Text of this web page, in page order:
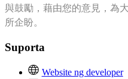
與鼓勵，藉由您的意見，為
所企盼。
Suporta
Website ng developer